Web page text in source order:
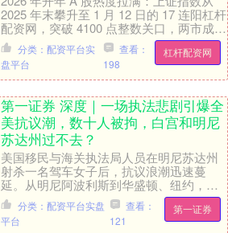
2025 年末攀升至 1 月 12 日的 17 连阳杠杆
配资网，突破 4100 点整数关口，两市成交
额连续三天站上....
杠杆配资网
分类：配资平台实
盘平台
查看：
198
第一证券 深度｜一场执法悲剧引爆全
美抗议潮，数十人被拘，白宫和明尼
苏达州过不去？
美国移民与海关执法局人员在明尼苏达州
射杀一名驾车女子后，抗议浪潮迅速蔓
延。从明尼阿波利斯到华盛顿、纽约，上
千名示威者连日走上街头，截至10日，已
有至少30人被警....
第一证券
分类：配资平台实盘
平台
查看：
121